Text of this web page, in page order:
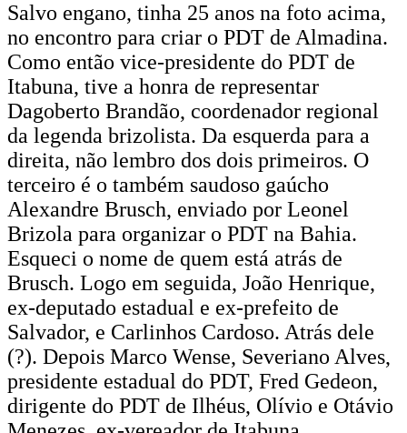
Salvo engano, tinha 25 anos na foto acima,
no encontro para criar o PDT de Almadina.
Como então vice-presidente do PDT de
Itabuna, tive a honra de representar
Dagoberto Brandão, coordenador regional
da legenda brizolista. Da esquerda para a
direita, não lembro dos dois primeiros. O
terceiro é o também saudoso gaúcho
Alexandre Brusch, enviado por Leonel
Brizola para organizar o PDT na Bahia.
Esqueci o nome de quem está atrás de
Brusch. Logo em seguida, João Henrique,
ex-deputado estadual e ex-prefeito de
Salvador, e Carlinhos Cardoso. Atrás dele
(?). Depois Marco Wense, Severiano Alves,
presidente estadual do PDT, Fred Gedeon,
dirigente do PDT de Ilhéus, Olívio e Otávio